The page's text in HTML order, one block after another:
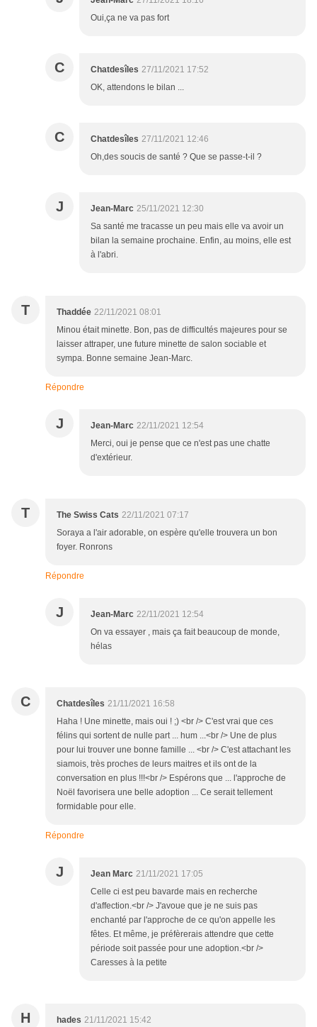
Oui,ça ne va pas fort
C Chatdesîles 27/11/2021 17:52
OK, attendons le bilan ...
C Chatdesîles 27/11/2021 12:46
Oh,des soucis de santé ? Que se passe-t-il ?
J Jean-Marc 25/11/2021 12:30
Sa santé me tracasse un peu mais elle va avoir un
bilan la semaine prochaine. Enfin, au moins, elle est
à l'abri.
T Thaddée 22/11/2021 08:01
Minou était minette. Bon, pas de difficultés majeures pour se
laisser attraper, une future minette de salon sociable et
sympa. Bonne semaine Jean-Marc.
Répondre
J Jean-Marc 22/11/2021 12:54
Merci, oui je pense que ce n'est pas une chatte
d'extérieur.
T The Swiss Cats 22/11/2021 07:17
Soraya a l'air adorable, on espère qu'elle trouvera un bon
foyer. Ronrons
Répondre
J Jean-Marc 22/11/2021 12:54
On va essayer , mais ça fait beaucoup de monde,
hélas
C Chatdesîles 21/11/2021 16:58
Haha ! Une minette, mais oui ! ;) <br /> C'est vrai que ces
félins qui sortent de nulle part ... hum ...<br /> Une de plus
pour lui trouver une bonne famille ... <br /> C'est attachant les
siamois, très proches de leurs maitres et ils ont de la
conversation en plus !!!<br /> Espérons que ... l'approche de
Noël favorisera une belle adoption ... Ce serait tellement
formidable pour elle.
Répondre
J Jean Marc 21/11/2021 17:05
Celle ci est peu bavarde mais en recherche
d'affection.<br /> J'avoue que je ne suis pas
enchanté par l'approche de ce qu'on appelle les
fêtes. Et même, je préfèrerais attendre que cette
période soit passée pour une adoption.<br />
Caresses à la petite
H hades 21/11/2021 15:42